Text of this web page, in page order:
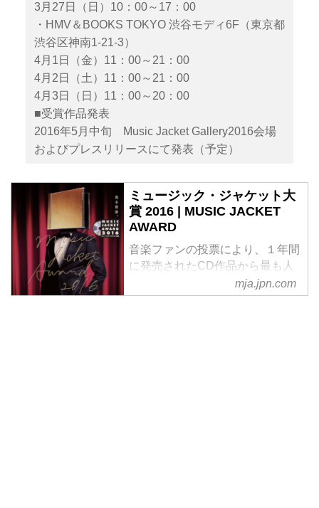
3月27日（日）10：00～17：00
・HMV＆BOOKS TOKYO 渋谷モディ6F（東京都
渋谷区神南1-21-3）
4月1日（金）11：00～21：00
4月2日（土）11：00～21：00
4月3日（日）11：00～20：00
■受賞作品発表
2016年5月中旬 Music Jacket Gallery2016会場
およびプレスリリースにて発表（予定）
ミュージック・ジャケット大
賞 2016 | MUSIC JACKET
AWARD
音楽ファンの投票により、１年間
に発売されたCD作品から最も人
気のあり秀逸なジャケットデザイ
ン決める、ミュージック・ジャケ
mja.jpn.com